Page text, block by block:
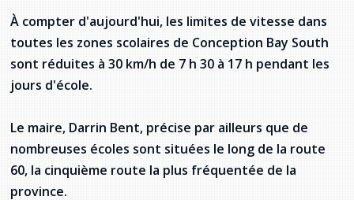
Commission des droits de la personne de
Terre-Neuve-et-Labrador
Acheter un véhicule neuf ou d'occasion ou
louer sur le long terme (leasing) un véhicule
neuf
Qu'est-ce que l'Aide juridique ?
Bureaux de l'Aide juridique de Terre-Neuve-
et-Labrador
Répertoire des juristes d'expression
française
Société Santé en français (SSF)
Travailler en santé à TNL
Passeport Santé
Répertoire des professionnels de santé
Pinos Mpiana
À compter d'aujourd'hui, les limites de vitesse dans
toutes les zones scolaires de Conception Bay South
sont réduites à 30 km/h de 7 h 30 à 17 h pendant les
jours d'école.
Le maire, Darrin Bent, précise par ailleurs que de
nombreuses écoles sont situées le long de la route
60, la cinquième route la plus fréquentée de la
province.